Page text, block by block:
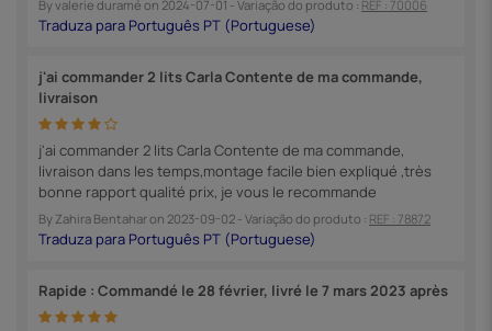
Byvalerie duramé on 2024-07-01 - Variação do produto : REF : 70006
j'ai commander 2 lits Carla Contente de ma commande,
livraison
j'ai commander 2 lits Carla Contente de ma commande,
livraison dans les temps,montage facile bien expliqué ,très
bonne rapport qualité prix, je vous le recommande
By Zahira Bentaharon 2023-09-02 - Variação do produto : REF : 78872
Rapide : Commandé le 28 février, livré le 7 mars 2023 après